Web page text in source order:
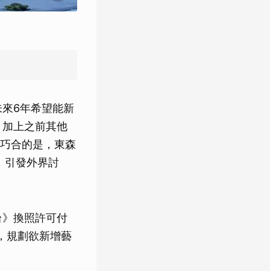
6年希望能新
上之前其他
合的是，東森
引發外界討
換照許可付
規劃欲新增藝